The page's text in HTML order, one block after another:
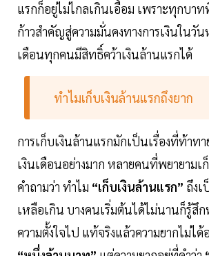
แรกก็อยู่ไม่ไกลเกินเอื้อม เพราะทุกบา
ก้าวสำคัญสู่ความมั่นคงทางการเงินในวั
เดือนทุกคนมีสิทธิ์คว้าเงินล้านแรกได้
ทำไมเก็บเงินล้านแรกถึงยาก
การเก็บเงินล้านแรกมักเป็นเรื่องที่ท้าท
เงินเดือนอย่างมาก หลายคนที่พยายามเ
คำถามว่า ทำไม “เก็บเงินล้านแรก” ถึง
เหลือเกิน บางคนเริ่มต้นได้ไม่นานก็รู้สึ
ความตั้งใจไป แท้จริงแล้วความยากไม่ไ